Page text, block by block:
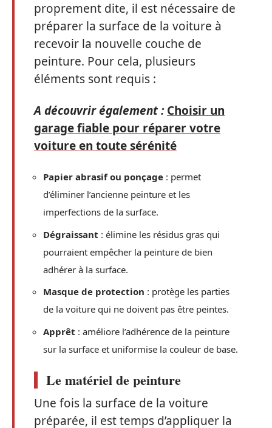
proprement dite, il est nécessaire de
préparer la surface de la voiture à
recevoir la nouvelle couche de
peinture. Pour cela, plusieurs
éléments sont requis :
A découvrir également : Choisir un
garage fiable pour réparer votre
voiture en toute sérénité
Papier abrasif ou ponçage : permet
d’éliminer l’ancienne peinture et les
imperfections de la surface.
Dégraissant : élimine les résidus gras qui
pourraient empêcher la peinture de bien
adhérer à la surface.
Masque de protection : protège les parties
de la voiture qui ne doivent pas être peintes.
Apprêt : améliore l’adhérence de la peinture
sur la surface et uniformise la couleur de base.
Le matériel de peinture
Une fois la surface de la voiture
préparée, il est temps d’appliquer la